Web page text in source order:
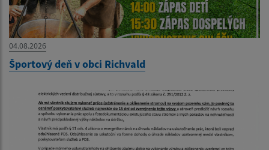
04.08.2026
Športový deň v obci Richvald